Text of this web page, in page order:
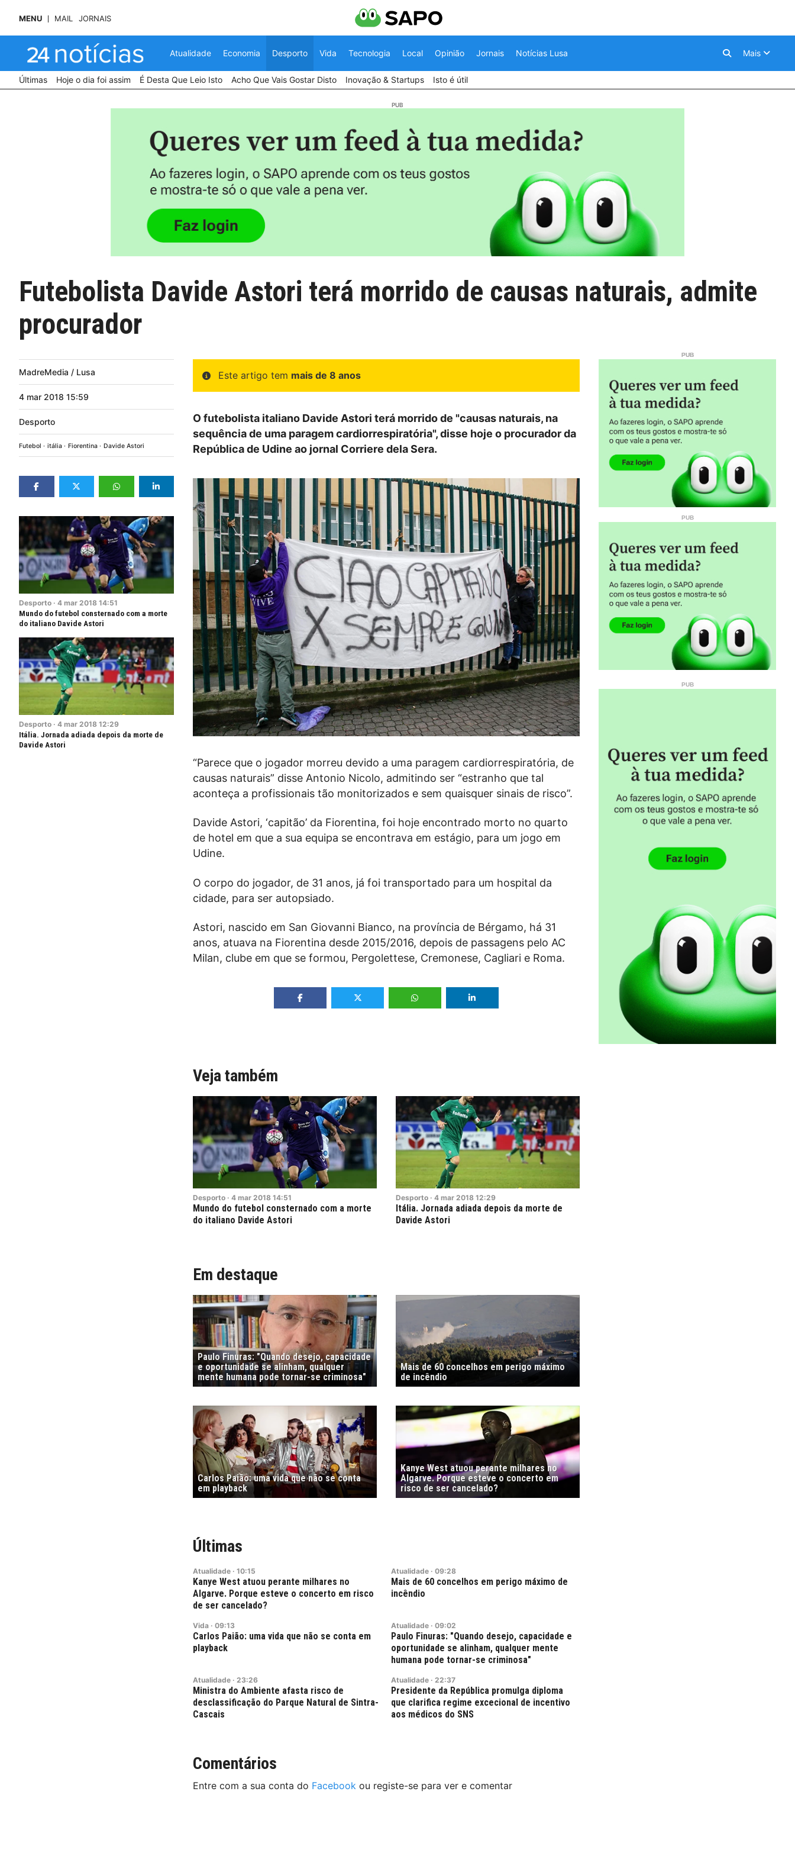
MENU MAIL JORNAIS
Atualidade Economia Desporto Vida Tecnologia Local Opinião Jornais Notícias Lusa Mais
Últimas Hoje o dia foi assim É Desta Que Leio Isto Acho Que Vais Gostar Disto Inovação & Startups Isto é útil
Futebolista Davide Astori terá morrido de causas naturais, admite
procurador
MadreMedia / Lusa
4 mar 2018 15:59
Desporto
Futebol itália Fiorentina Davide Astori
Desporto · 4 mar 2018 14:51
Mundo do futebol consternado com a morte
do italiano Davide Astori
Desporto · 4 mar 2018 12:29
Itália. Jornada adiada depois da morte de
Davide Astori
Este artigo tem mais de 8 anos
O futebolista italiano Davide Astori terá morrido de "causas naturais, na
sequência de uma paragem cardiorrespiratória", disse hoje o procurador da
República de Udine ao jornal Corriere dela Sera.
“Parece que o jogador morreu devido a uma paragem cardiorrespiratória, de
causas naturais” disse Antonio Nicolo, admitindo ser “estranho que tal
aconteça a profissionais tão monitorizados e sem quaisquer sinais de risco”.
Davide Astori, ‘capitão’ da Fiorentina, foi hoje encontrado morto no quarto
de hotel em que a sua equipa se encontrava em estágio, para um jogo em
Udine.
O corpo do jogador, de 31 anos, já foi transportado para um hospital da
cidade, para ser autopsiado.
Astori, nascido em San Giovanni Bianco, na província de Bérgamo, há 31
anos, atuava na Fiorentina desde 2015/2016, depois de passagens pelo AC
Milan, clube em que se formou, Pergolettese, Cremonese, Cagliari e Roma.
Veja também
Desporto · 4 mar 2018 14:51
Mundo do futebol consternado com a morte
do italiano Davide Astori
Desporto · 4 mar 2018 12:29
Itália. Jornada adiada depois da morte de
Davide Astori
Em destaque
Paulo Finuras: "Quando desejo, capacidade
e oportunidade se alinham, qualquer
mente humana pode tornar-se criminosa"
Mais de 60 concelhos em perigo máximo
de incêndio
Carlos Paião: uma vida que não se conta
em playback
Kanye West atuou perante milhares no
Algarve. Porque esteve o concerto em
risco de ser cancelado?
Últimas
Atualidade · 10:15
Kanye West atuou perante milhares no
Algarve. Porque esteve o concerto em risco
de ser cancelado?
Atualidade · 09:28
Mais de 60 concelhos em perigo máximo de
incêndio
Vida · 09:13
Carlos Paião: uma vida que não se conta em
playback
Atualidade · 09:02
Paulo Finuras: "Quando desejo, capacidade e
oportunidade se alinham, qualquer mente
humana pode tornar-se criminosa"
Atualidade · 23:26
Ministra do Ambiente afasta risco de
desclassificação do Parque Natural de Sintra-
Cascais
Atualidade · 22:37
Presidente da República promulga diploma
que clarifica regime excecional de incentivo
aos médicos do SNS
Comentários
Entre com a sua conta do Facebook ou registe-se para ver e comentar